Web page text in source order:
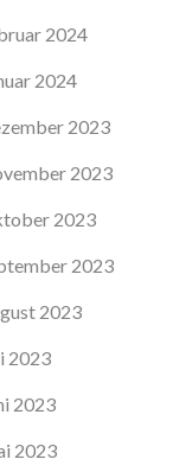
2024
2024
2023
2023
2023
2023
2023
2023
2023
2023